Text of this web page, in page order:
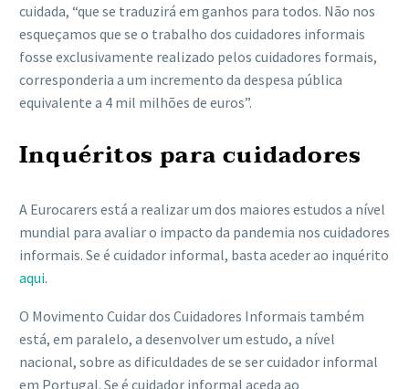
cuidada, “que se traduzirá em ganhos para todos. Não nos
esqueçamos que se o trabalho dos cuidadores informais
fosse exclusivamente realizado pelos cuidadores formais,
corresponderia a um incremento da despesa pública
equivalente a 4 mil milhões de euros”.
Inquéritos para cuidadores
A Eurocarers está a realizar um dos maiores estudos a nível
mundial para avaliar o impacto da pandemia nos cuidadores
informais. Se é cuidador informal, basta aceder ao inquérito
aqui.
O Movimento Cuidar dos Cuidadores Informais também
está, em paralelo, a desenvolver um estudo, a nível
nacional, sobre as dificuldades de se ser cuidador informal
em Portugal. Se é cuidador informal aceda ao